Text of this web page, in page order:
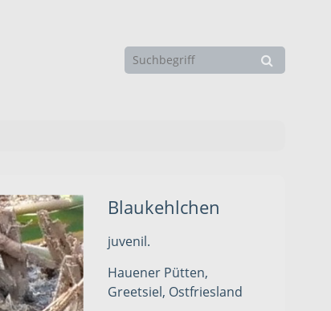
Blaukehlchen
juvenil.
Hauener Pütten,
Greetsiel, Ostfriesland